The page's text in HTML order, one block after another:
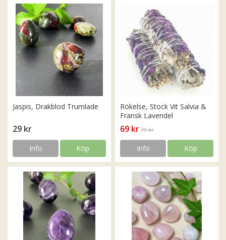
Jaspis, Drakblod Trumlade
29 kr
Info Köp
Rökelse, Stock Vit Salvia &
Fransk Lavendel
69 kr 79 kr
Info Köp